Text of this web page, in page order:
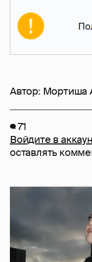
Автор: Мортиша
71
Войдите в
оставлять